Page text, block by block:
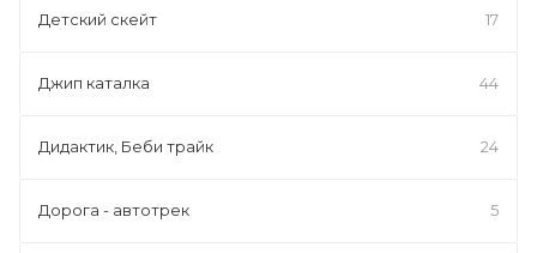
Детский скейт 17
Джип каталка 44
Дидактик, Беби трайк 24
Дорога - автотрек 5